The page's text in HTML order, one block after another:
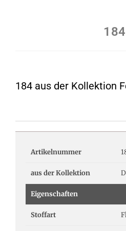
184
184 aus der Kollektion
Artikelnummer
aus der Kollektion
Eigenschaften
Stoffart